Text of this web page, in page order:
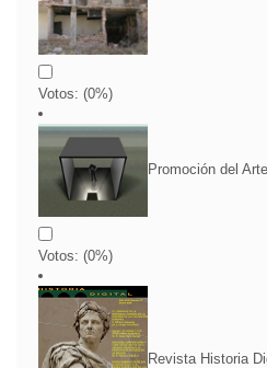
Votos: (0%)
Promoción del
Votos: (0%)
Revista Historia